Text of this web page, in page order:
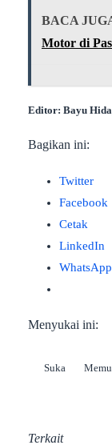
BACA
Motor di
Editor: Bayu
Bagikan ini:
Twitter
Facebook
Cetak
LinkedIn
WhatsApp
Menyukai ini:
Suka
Terkait